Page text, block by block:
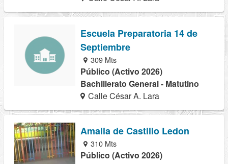
Escuela Preparatoria 14 de
Septiembre
309 Mts
Público (Activo 2026)
Bachillerato General - Matutino
Calle César A. Lara
Amalia de Castillo Ledon
310 Mts
Público (Activo 2026)